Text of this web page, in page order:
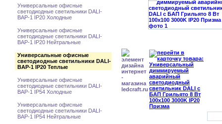
Универсальные офисные
светодиодные светильники DALI-
BAP-1 IP20 Холодные
Универсальные офисные
светодиодные светильники DALI-
BAP-1 IP20 Нейтральные
Универсальные офисные
светодиодные светильники DALI-
BAP-1 IP20 Теплые
Универсальные офисные
светодиодные светильники DALI-
BAP-1 IP54 Холодные
Универсальные офисные
светодиодные светильники DALI-
BAP-1 IP54 Нейтральные